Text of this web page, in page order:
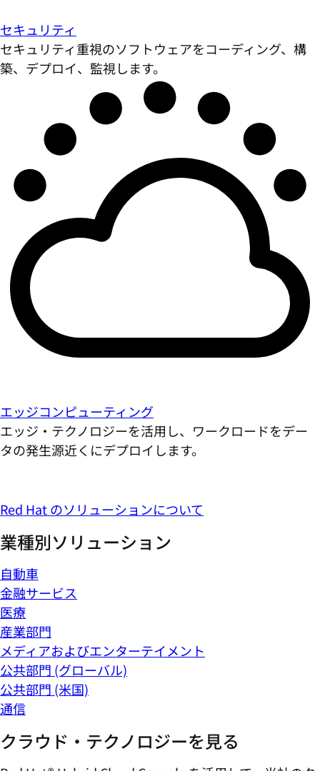
セキュリティ
セキュリティ重視のソフトウェアをコーディング、構
築、デプロイ、監視します。
エッジコンピューティング
エッジ・テクノロジーを活用し、ワークロードをデー
タの発生源近くにデプロイします。
Red Hat のソリューションについて
業種別ソリューション
自動車
金融サービス
医療
産業部門
メディアおよびエンターテイメント
公共部門 (グローバル)
公共部門 (米国)
通信
クラウド・テクノロジーを見る